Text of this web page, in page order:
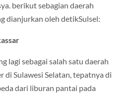
berikut sebagian daerah
dianjurkan oleh detikSulsel:
lagi sebagai salah satu daerah
di Sulawesi Selatan, tepatnya di
dari liburan pantai pada